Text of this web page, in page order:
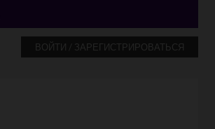
ВОЙТИ / ЗАРЕГИСТРИРОВАТЬСЯ